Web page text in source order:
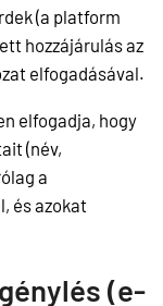
(a platform
hozzájárulás az
elfogadásával.
elfogadja, hogy
(név,
a
és azokat
(e-